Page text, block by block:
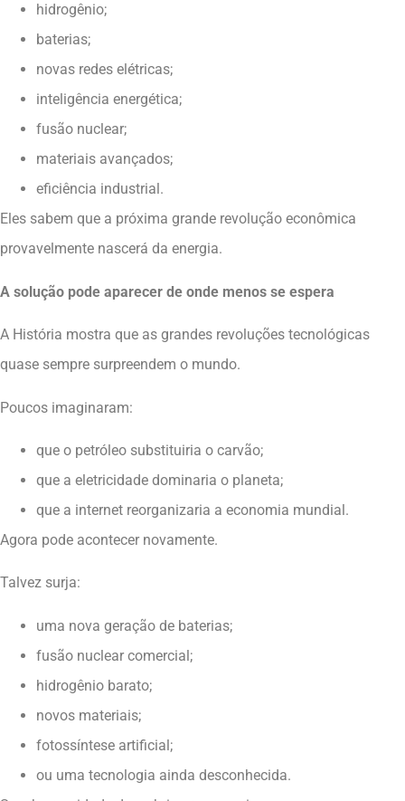
hidrogênio;
baterias;
novas redes elétricas;
inteligência energética;
fusão nuclear;
materiais avançados;
eficiência industrial.
Eles sabem que a próxima grande revolução econômica
provavelmente nascerá da energia.
A solução pode aparecer de onde menos se espera
A História mostra que as grandes revoluções tecnológicas
quase sempre surpreendem o mundo.
Poucos imaginaram:
que o petróleo substituiria o carvão;
que a eletricidade dominaria o planeta;
que a internet reorganizaria a economia mundial.
Agora pode acontecer novamente.
Talvez surja:
uma nova geração de baterias;
fusão nuclear comercial;
hidrogênio barato;
novos materiais;
fotossíntese artificial;
ou uma tecnologia ainda desconhecida.